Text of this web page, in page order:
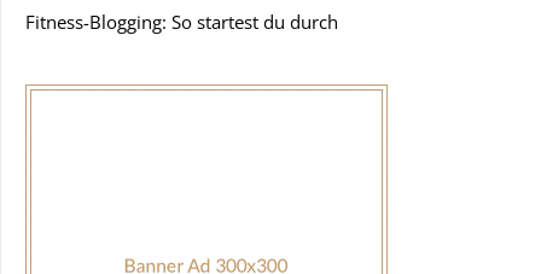
Fitness-Blogging: So startest du durch